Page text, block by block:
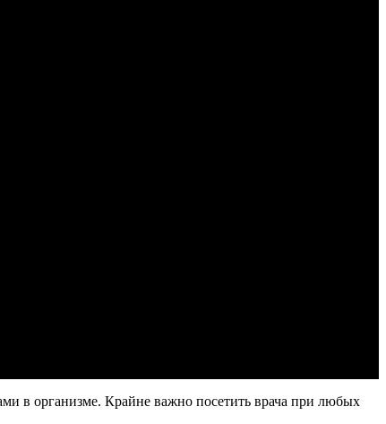
в организме. Крайне важно посетить врача при любых